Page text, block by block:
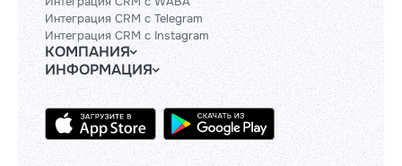
Интеграция CRM с Telegram
Интеграция CRM с Instagram
КОМПАНИЯ
Блог
Гайды
Контакты
Политики и соглашения
ИНФОРМАЦИЯ
Официальным партнерам
Техническим партнерам
Тарифы
API
База знаний